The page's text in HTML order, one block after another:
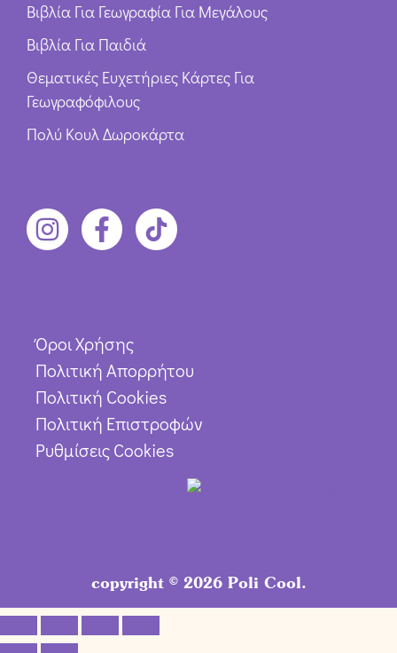
Βιβλία Για Γεωγραφία Για Μεγάλους
Βιβλία Για Παιδιά
Θεματικές Ευχετήριες Κάρτες Για
Γεωγραφόφιλους
Πολύ Κουλ Δωροκάρτα
Όροι Χρήσης
Πολιτική Απορρήτου
Πολιτική Cookies
Πολιτική Επιστροφών
Ρυθμίσεις Cookies
copyright © 2026 Poli Cool.